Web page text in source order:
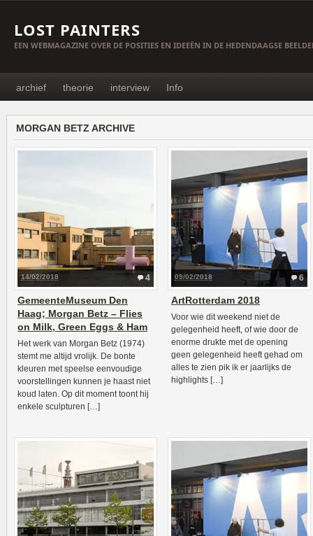
LOST PAINTERS
EEN WEBMAGAZINE OVER DE POSITIES EN IDEEËN IN DE HEDENDAAGSE
archief theorie interview Info
MORGAN BETZ ARCHIVE
4
14/02/2018
GemeenteMuseum Den
Haag; Morgan Betz – Flies
on Milk, Green Eggs & Ham
Het werk van Morgan Betz (1974)
stemt me altijd vrolijk. De bonte
kleuren met speelse eenvoudige
voorstellingen kunnen je haast niet
koud laten. Op dit moment toont hij
enkele sculpturen […]
6
09/02/2018
ArtRotterdam 2018
Voor wie dit weekend niet de
gelegenheid heeft, of wie door de
enorme drukte met de opening
geen gelegenheid heeft gehad om
alles te zien pik ik er jaarlijks de
highlights […]